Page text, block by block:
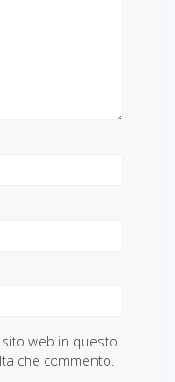
sito web in questo
che commento.